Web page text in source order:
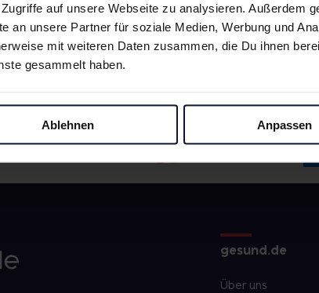
auf unsere Webseite zu analysieren. Außerdem
an unsere Partner für soziale Medien, Werbung und
mit weiteren Daten zusammen, die Du ihnen
gesammelt haben.
Ablehnen Anpassen
gesund.de
Über uns